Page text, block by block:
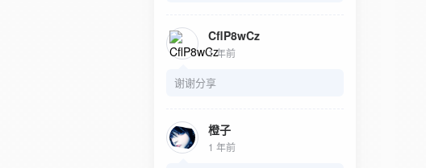
CflP8wCz
1 年前
谢谢分享
橙子
1 年前